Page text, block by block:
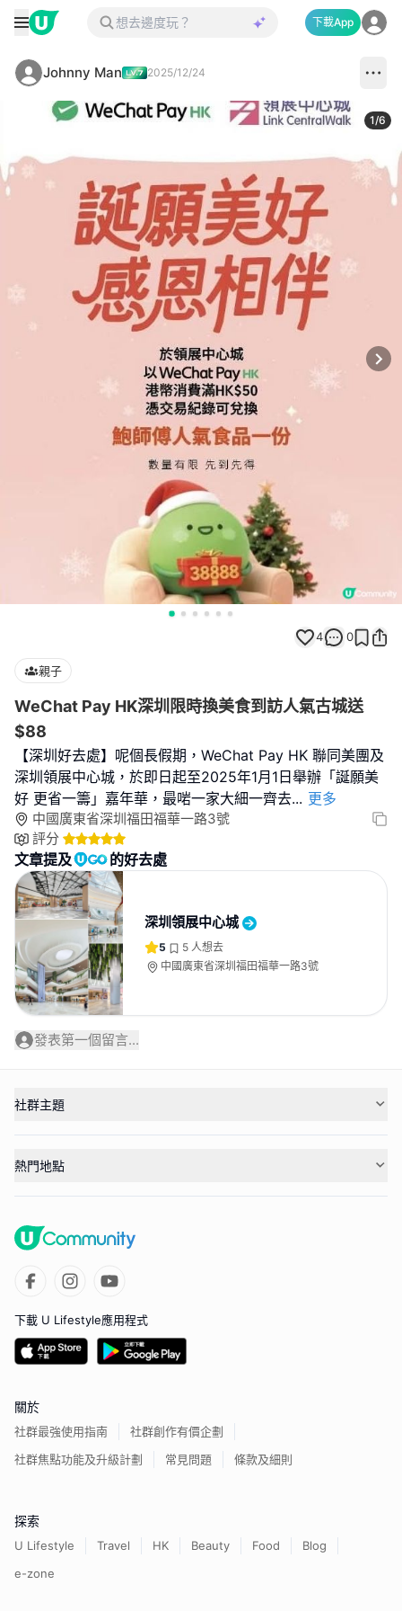
下載App
Johnny Man 2025/12/24
1/6
4 0
親子
WeChat Pay HK深圳限時換美食到訪人氣古城送
$88
【深圳好去處】呢個長假期，WeChat Pay HK 聯同美團及
深圳領展中心城，於即日起至2025年1月1日舉辦「誕願美
好 更省一籌」嘉年華，最啱一家大細一齊去... 更多
中國廣東省深圳福田福華一路3號
評分
文章提及 的好去處
深圳領展中心城
5 5 人想去
中國廣東省深圳福田福華一路3號
發表第一個留言...
社群主題
熱門地點
下載 U Lifestyle應用程式
關於
社群最強使用指南
社群創作有價企劃
社群焦點功能及升級計劃
常見問題 條款及細則
探索
U Lifestyle Travel HK Beauty Food
Blog
e-zone